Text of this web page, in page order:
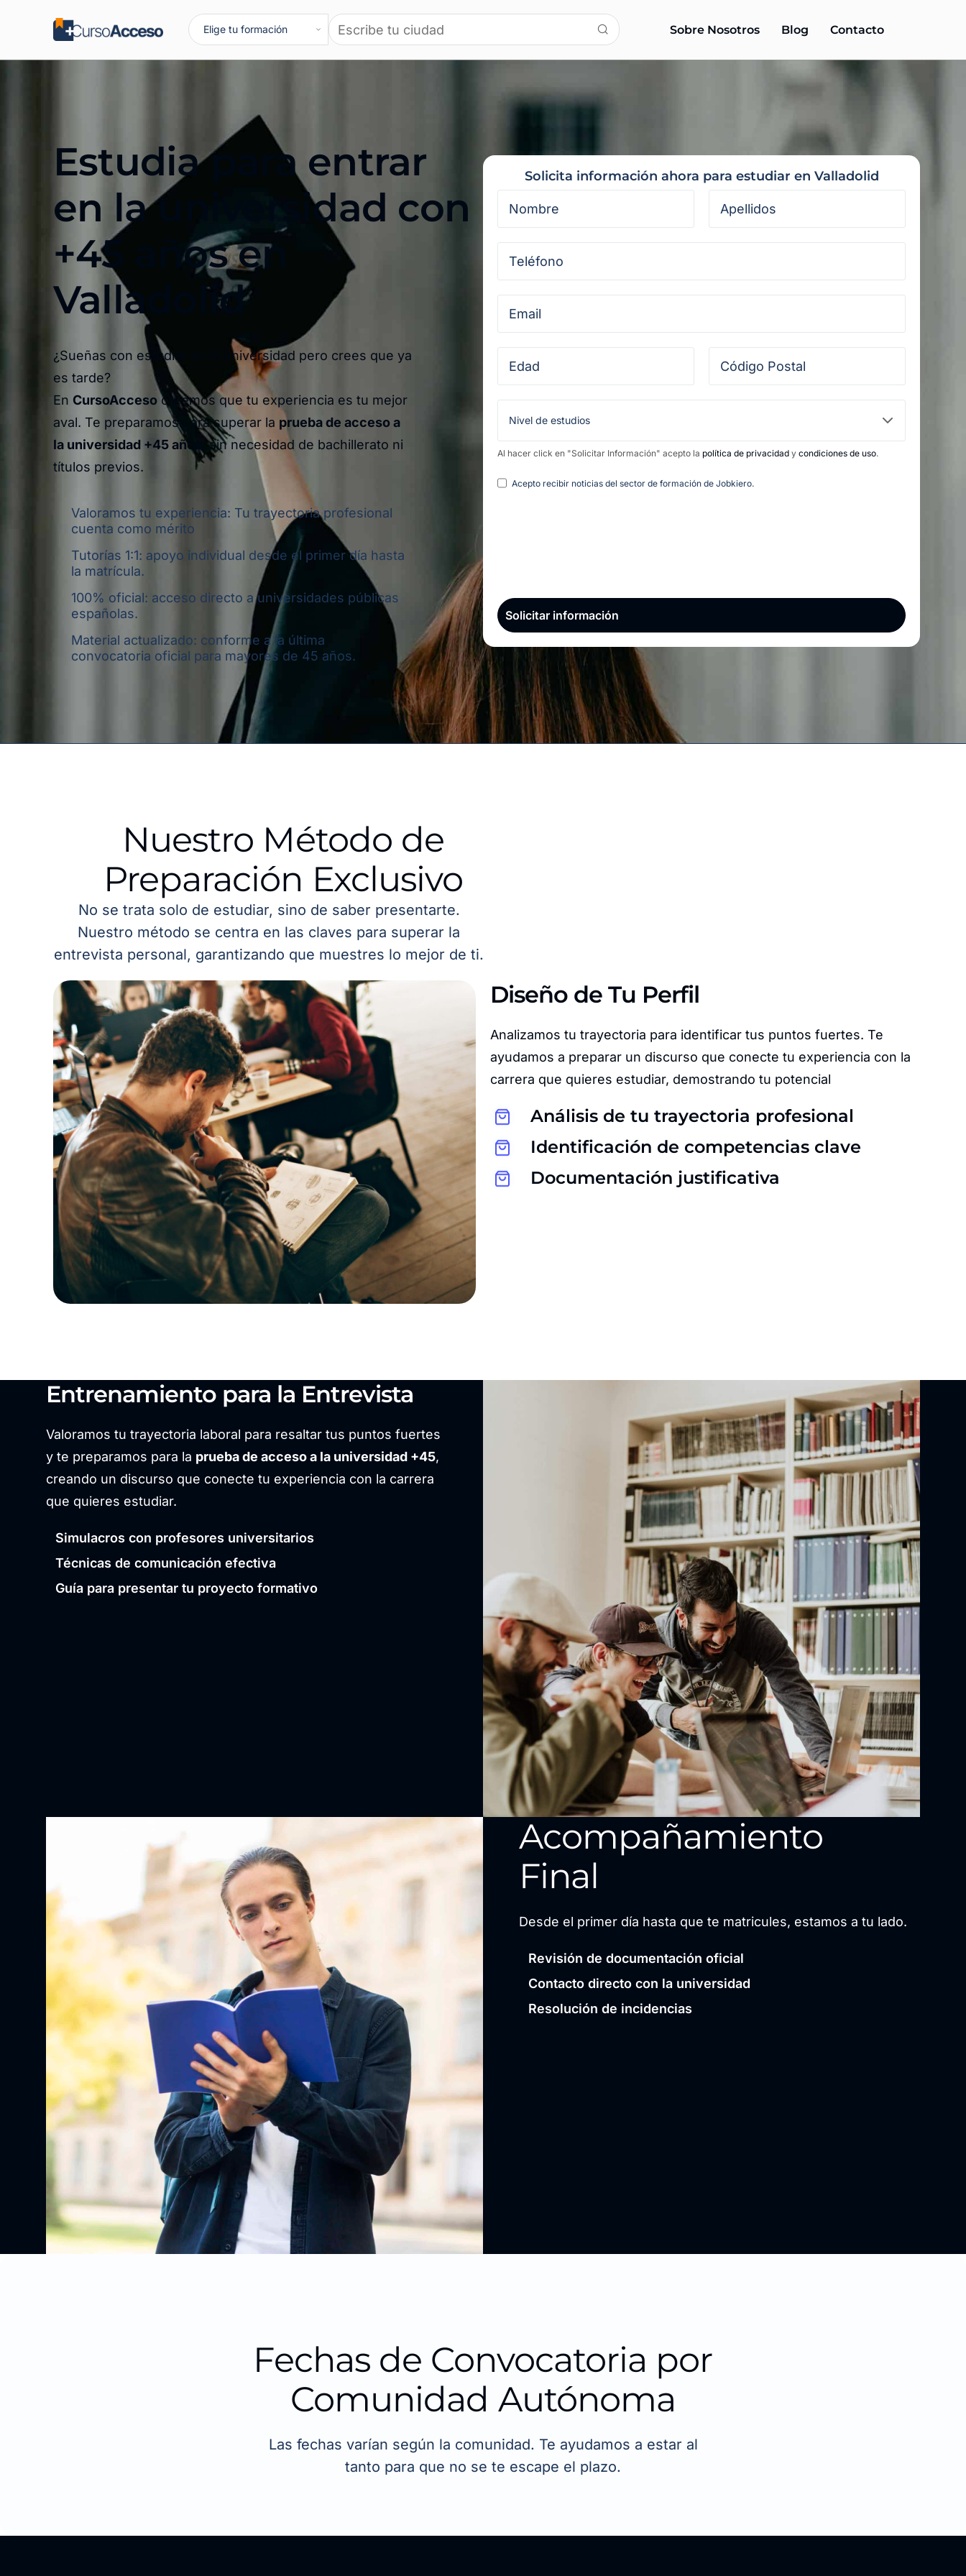
Sobre Nosotros Blog Contacto
Estudia para entrar
en la universidad con
+45 años en
Valladolid​
¿Sueñas con estudiar en la universidad pero crees que ya
es tarde?
En CursoAcceso creemos que tu experiencia es tu mejor
aval. Te preparamos para superar la prueba de acceso a
la universidad +45 años
, sin necesidad de bachillerato ni
títulos previos.
Valoramos tu experiencia: Tu trayectoria profesional
cuenta como mérito
Tutorías 1:1: apoyo individual desde el primer día hasta
la matrícula.
100% oficial: acceso directo a universidades públicas
españolas.
Material actualizado: conforme a la última
convocatoria oficial para mayores de 45 años.
Solicita información ahora para estudiar en Valladolid
Al hacer click en "Solicitar Información" acepto la política de privacidad y condiciones de uso.
Acepto recibir noticias del sector de formación de Jobkiero.
Nuestro Método de
Preparación Exclusivo
No se trata solo de estudiar, sino de saber presentarte.
Nuestro método se centra en las claves para superar la
entrevista personal, garantizando que muestres lo mejor de ti.
Diseño de Tu Perfil
Analizamos tu trayectoria para identificar tus puntos fuertes. Te
ayudamos a preparar un discurso que conecte tu experiencia con la
carrera que quieres estudiar, demostrando tu potencial
Análisis de tu trayectoria profesional
Identificación de competencias clave
Documentación justificativa
Entrenamiento para la Entrevista
Valoramos tu trayectoria laboral para resaltar tus puntos fuertes
y te preparamos para la prueba de acceso a la universidad +45,
creando un discurso que conecte tu experiencia con la carrera
que quieres estudiar.
Simulacros con profesores universitarios
Técnicas de comunicación efectiva
Guía para presentar tu proyecto formativo
Acompañamiento
Final
Desde el primer día hasta que te matricules, estamos a tu lado.
Revisión de documentación oficial
Contacto directo con la universidad
Resolución de incidencias
Fechas de Convocatoria por
Comunidad Autónoma
Las fechas varían según la comunidad. Te ayudamos a estar al
tanto para que no se te escape el plazo.